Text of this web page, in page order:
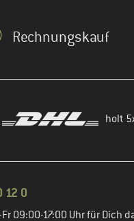
Rechnungskauf
holt
12 0
09:00-17:00 Uhr für Dich